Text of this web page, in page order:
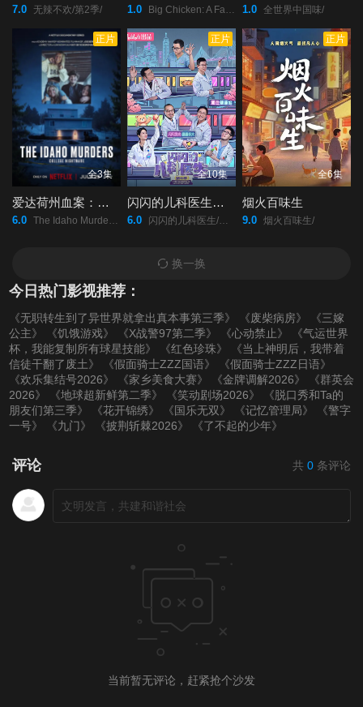
7.0 无辣不欢/第2季/ 1.0 Big Chicken: A Fast Food Conspiracy/ 1.0 全世界中国味/
正片
全3集
爱达荷州血案：大学梦魇
6.0 The Idaho Murders: College Nightmare/
正片
全10集
闪闪的儿科医生第四季
6.0 闪闪的儿科医生/第四季/
正片
全6集
烟火百味生
9.0 烟火百味生/
换一换
今日热门影视推荐：
《无职转生到了异世界就拿出真本事第三季》 《废柴病房》
《三嫁
公主》
《饥饿游戏》 《X战警97第二季》 《心动禁止》
《气运世界
杯，我能复制所有球星技能》
《红色珍珠》
《当上神明后，我带着
信徒干翻了废土》
《假面骑士ZZZ国语》
《假面骑士ZZZ日语》
《欢乐集结号2026》
《家乡美食大赛》 《金牌调解2026》
《群英会
2026》
《地球超新鲜第二季》 《笑动剧场2026》
《脱口秀和Ta的
朋友们第三季》
《花开锦绣》 《国乐无双》 《记忆管理局》
《警字
一号》
《九门》 《披荆斩棘2026》 《了不起的少年》
评论 共 0 条评论
当前暂无评论，赶紧抢个沙发